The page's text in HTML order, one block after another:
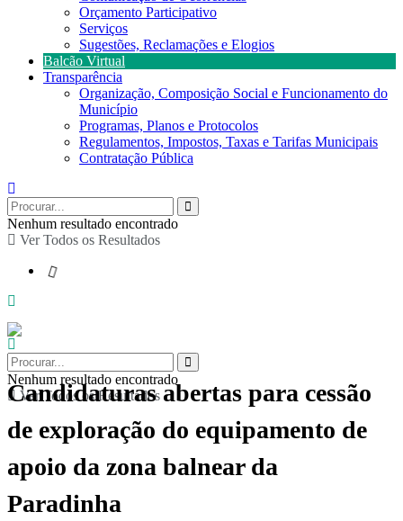
Orçamento Participativo
Serviços
Sugestões, Reclamações e Elogios
Balcão Virtual
Transparência
Organização, Composição Social e Funcionamento do
Município
Programas, Planos e Protocolos
Regulamentos, Impostos, Taxas e Tarifas Municipais
Contratação Pública
Nenhum resultado encontrado
Ver Todos os Resultados
Nenhum resultado encontrado
Ver Todos os Resultados
Candidaturas abertas para cessão
de exploração do equipamento de
apoio da zona balnear da
Paradinha